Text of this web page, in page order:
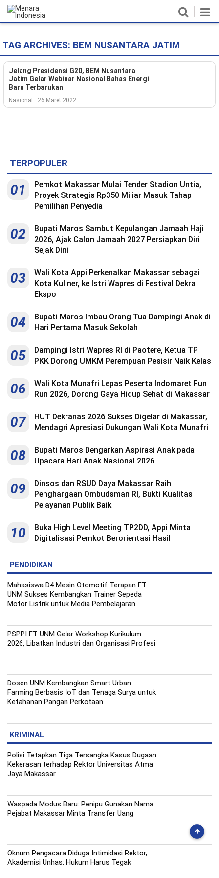
Home
Nasional
Politik
Pendidikan
Lingkungan
Copyright
2026
All
Right
TAG ARCHIVES: BEM NUSANTARA JATIM
Jelang Presidensi G20, BEM Nusantara
Jatim Gelar Webinar Nasional Bahas Energi
Baru Terbarukan
Nasional 26 Maret 2022
TERPOPULER
01
Pemkot Makassar Mulai Tender Stadion Untia,
Proyek Strategis Rp350 Miliar Masuk Tahap
Pemilihan Penyedia
02
Bupati Maros Sambut Kepulangan Jamaah Haji
2026, Ajak Calon Jamaah 2027 Persiapkan Diri
Sejak Dini
03
Wali Kota Appi Perkenalkan Makassar sebagai
Kota Kuliner, ke Istri Wapres di Festival Dekra
Ekspo
04
Bupati Maros Imbau Orang Tua Dampingi Anak di
Hari Pertama Masuk Sekolah
05
Dampingi Istri Wapres RI di Paotere, Ketua TP
PKK Dorong UMKM Perempuan Pesisir Naik Kelas
06
Wali Kota Munafri Lepas Peserta Indomaret Fun
Run 2026, Dorong Gaya Hidup Sehat di Makassar
07
HUT Dekranas 2026 Sukses Digelar di Makassar,
Mendagri Apresiasi Dukungan Wali Kota Munafri
08
Bupati Maros Dengarkan Aspirasi Anak pada
Upacara Hari Anak Nasional 2026
09
Dinsos dan RSUD Daya Makassar Raih
Penghargaan Ombudsman RI, Bukti Kualitas
Pelayanan Publik Baik
10
Buka High Level Meeting TP2DD, Appi Minta
Digitalisasi Pemkot Berorientasi Hasil
PENDIDIKAN
Mahasiswa D4 Mesin Otomotif Terapan FT
UNM Sukses Kembangkan Trainer Sepeda
Motor Listrik untuk Media Pembelajaran
PSPPI FT UNM Gelar Workshop Kurikulum
2026, Libatkan Industri dan Organisasi Profesi
Dosen UNM Kembangkan Smart Urban
Farming Berbasis IoT dan Tenaga Surya untuk
Ketahanan Pangan Perkotaan
KRIMINAL
Polisi Tetapkan Tiga Tersangka Kasus Dugaan
Kekerasan terhadap Rektor Universitas Atma
Jaya Makassar
Waspada Modus Baru: Penipu Gunakan Nama
Pejabat Makassar Minta Transfer Uang
Oknum Pengacara Diduga Intimidasi Rektor,
Akademisi Unhas: Hukum Harus Tegak